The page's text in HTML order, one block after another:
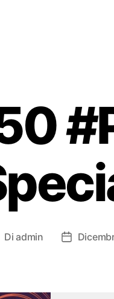
Diadmin
Data